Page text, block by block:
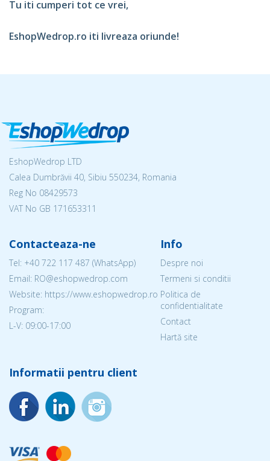
Tu iti cumperi tot ce vrei,
EshopWedrop.ro iti livreaza oriunde!
EshopWedrop LTD
Calea Dumbrăvii 40, Sibiu 550234, Romania
Reg No 08429573
VAT No GB 171653311
Contacteaza-ne
Tel: +40 722 117 487 (WhatsApp)
Email: RO@eshopwedrop.com
Website: https://www.eshopwedrop.ro
Program:
L-V: 09:00-17:00
Info
Despre noi
Termeni si conditii
Politica de
confidentialitate
Contact
Hartă site
Informatii pentru client